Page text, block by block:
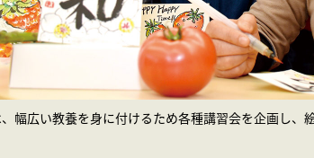
幅広い教養を身に付けるため各種講習会を企画し、